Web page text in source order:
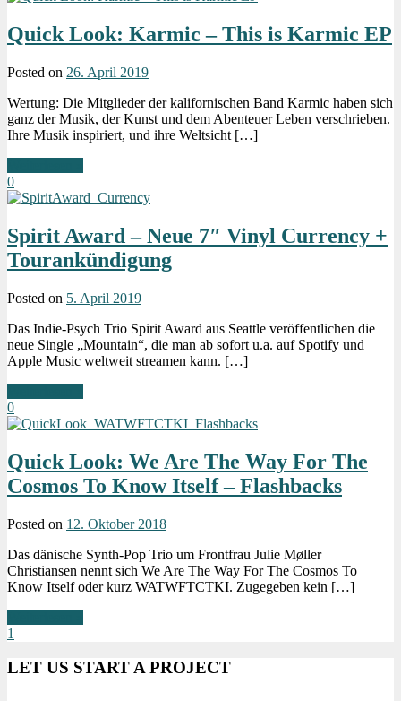
Quick Look: Karmic – This is Karmic EP
Posted on 26. April 2019
Wertung: Die Mitglieder der kalifornischen Band Karmic haben sich
ganz der Musik, der Kunst und dem Abenteuer Leben verschrieben.
Ihre Musik inspiriert, und ihre Weltsicht […]
0
Spirit Award – Neue 7″ Vinyl Currency +
Tourankündigung
Posted on 5. April 2019
Das Indie-Psych Trio Spirit Award aus Seattle veröffentlichen die
neue Single „Mountain“, die man ab sofort u.a. auf Spotify und
Apple Music weltweit streamen kann. […]
0
Quick Look: We Are The Way For The
Cosmos To Know Itself – Flashbacks
Posted on 12. Oktober 2018
Das dänische Synth-Pop Trio um Frontfrau Julie Møller
Christiansen nennt sich We Are The Way For The Cosmos To
Know Itself oder kurz WATWFTCTKI. Zugegeben kein […]
1
LET US START A PROJECT